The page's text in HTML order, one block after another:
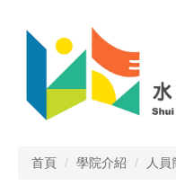
首頁 學院介紹 人員